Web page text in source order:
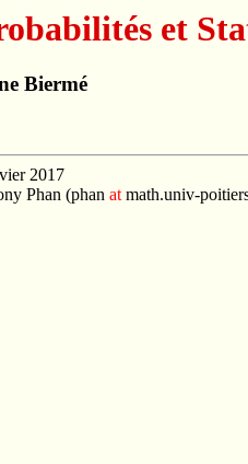
et
Biermé
2017
Phan (phan at math.univ-